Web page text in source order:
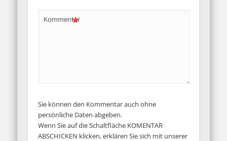
Kommentar
*
Sie können den Kommentar auch ohne
persönliche Daten abgeben.
Wenn Sie auf die Schaltfläche KOMENTAR
ABSCHICKEN klicken, erklären Sie sich mit unserer